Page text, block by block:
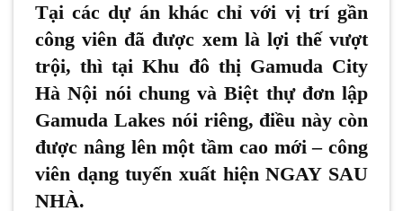
Tại các dự án khác chỉ với vị trí gần
công viên đã được xem là lợi thế vượt
trội, thì tại Khu đô thị Gamuda City
Hà Nội nói chung và Biệt thự đơn lập
Gamuda Lakes nói riêng, điều này còn
được nâng lên một tầm cao mới – công
viên dạng tuyến xuất hiện NGAY SAU
NHÀ.